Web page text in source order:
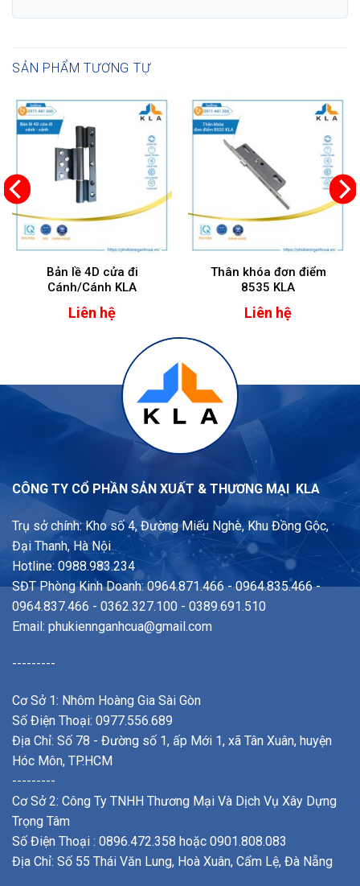
SẢN PHẨM TƯƠNG TỰ
Bản lề 4D cửa đi
Cánh/Cánh KLA
Liên hệ
Thân khóa đơn điểm
8535 KLA
Liên hệ
CÔNG TY CỔ PHẦN SẢN XUẤT & THƯƠNG MẠI KLA
Trụ sở chính: Kho số 4, Đường Miếu Nghè, Khu Đồng Gộc,
Đại Thanh, Hà Nội
Hotline: 0988.983.234
SĐT Phòng Kinh Doanh: 0964.871.466 - 0964.835.466 -
0964.837.466 - 0362.327.100 - 0389.691.510
Email: phukiennganhcua@gmail.com
---------
Cơ Sở 1: Nhôm Hoàng Gia Sài Gòn
Số Điện Thoại: 0977.556.689
Địa Chỉ: Số 78 - Đường số 1, ấp Mới 1, xã Tân Xuân, huyện
Hóc Môn, TP.HCM
---------
Cơ Sở 2: Công Ty TNHH Thương Mại Và Dịch Vụ Xây Dựng
Trọng Tâm
Số Điện Thoại : 0896.472.358 hoặc 0901.808.083
Địa Chỉ: Số 55 Thái Văn Lung, Hoà Xuân, Cẩm Lệ, Đà Nẵng